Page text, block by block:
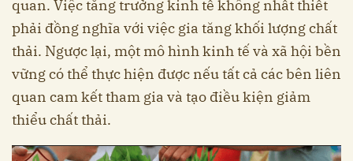
quan. Việc tăng trưởng kinh tế không nhất thiết
phải đồng nghĩa với việc gia tăng khối lượng chất
thải. Ngược lại, một mô hình kinh tế và xã hội bền
vững có thể thực hiện được nếu tất cả các bên liên
quan cam kết tham gia và tạo điều kiện giảm
thiểu chất thải.